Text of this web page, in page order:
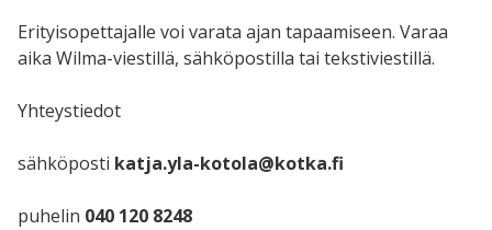
Erityisopettajalle voi varata ajan tapaamiseen. Varaa
aika Wilma-viestillä, sähköpostilla tai tekstiviestillä.
Yhteystiedot
sähköposti katja.yla-kotola@kotka.fi
puhelin 040 120 8248